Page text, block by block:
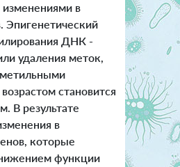
в
Эпигенетический
ДНК -
удаления меток,
становится
В результате
в
которые
функции